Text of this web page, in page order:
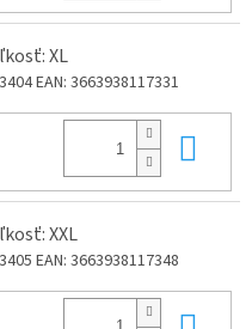
XL
EAN: 3663938117331
XXL
EAN: 3663938117348